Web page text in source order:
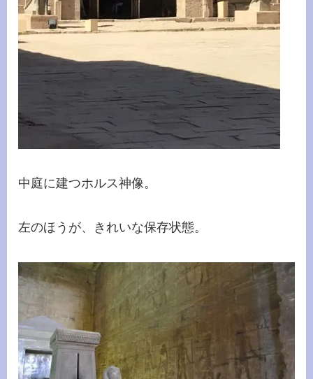
中庭に建つホルス神像。
左のほうが、きれいな保存状態。